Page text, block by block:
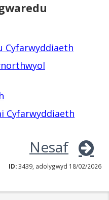
Cyfarwyddiaeth
Cyfarwyddiaeth
Nesaf
ID:3439, adolygwyd 18/02/2026